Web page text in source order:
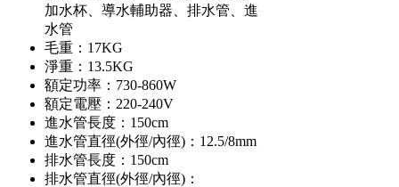
加水杯、導水輔助器、排水管、進
水管
毛重：17KG
淨重：13.5KG
額定功率：730-860W
額定電壓：220-240V
進水管長度：150cm
進水管直徑(外徑/內徑)：12.5/8mm
排水管長度：150cm
排水管直徑(外徑/內徑)：